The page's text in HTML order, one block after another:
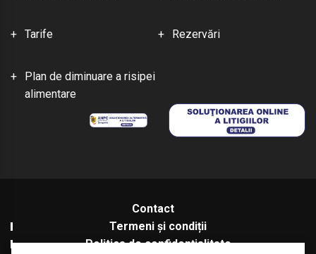
Tarife Rezervări
Plan de diminuare a risipei
alimentare
Contact
Termeni și condiții
Politica de confidențialitate